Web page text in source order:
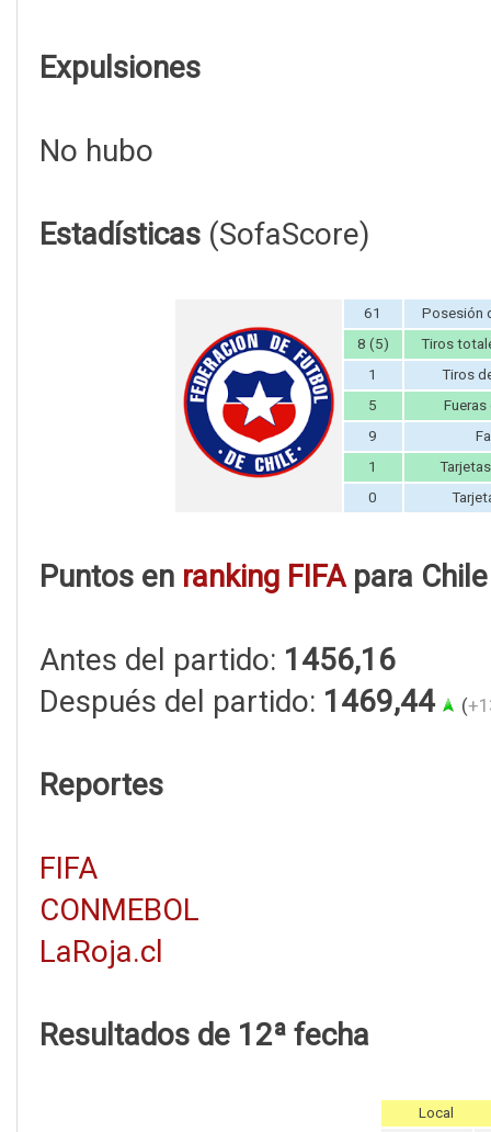
Expulsiones
No hubo
Estadísticas (SofaScore)
61
Posesión
8 (5)
Tiros
1
Tiros
5
9
1
0
Puntos en ranking FIFApara Chile
Antes del partido: 1456,16
Después del partido: 1469,44 (
Reportes
FIFA
CONMEBOL
LaRoja.cl
Resultados de 12ª fecha
Local